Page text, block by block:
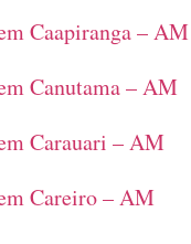
Caapiranga – AM
Canutama – AM
Carauari – AM
Careiro – AM